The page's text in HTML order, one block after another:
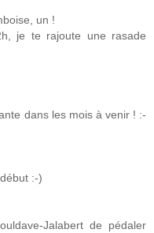
un !
je te rajoute une rasade
dans les mois à venir ! :-
:-)
Jalabert de pédaler